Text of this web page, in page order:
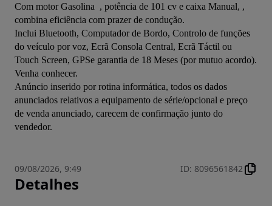
Com motor Gasolina  , potência de 101 cv e caixa Manual, ,
combina eficiência com prazer de condução.
Inclui Bluetooth, Computador de Bordo, Controlo de funções
do veículo por voz, Ecrã Consola Central, Ecrã Táctil ou
Touch Screen, GPSe garantia de 18 Meses (por mutuo acordo).
Venha conhecer.
Anúncio inserido por rotina informática, todos os dados
anunciados relativos a equipamento de série/opcional e preço
de venda anunciado, carecem de confirmação junto do
vendedor.
09/08/2026, 9:49 ID: 8096561842
Detalhes